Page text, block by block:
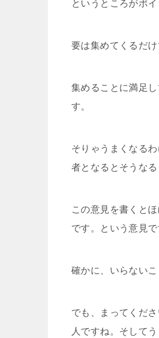
というところがポイ
要は集めてくるだ
集めることに満足
す。
そりゃうまくなる
者となるとそうなる
この意見を書くと
です。という意見で
確かに、いらない
でも、まってくだ
人ですね。そして